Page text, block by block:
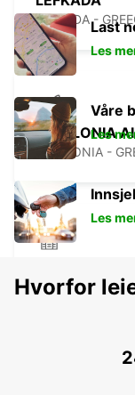
LEFKADA -
KEFALONIA
KEFALONIA -
OHRID -
Last
Les
Våre
Les
Les
Hvorfor